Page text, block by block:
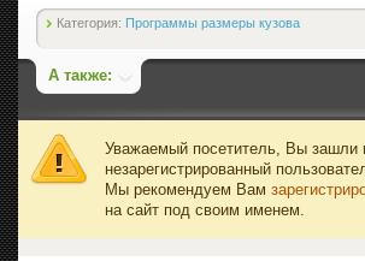
Категория: Программы размеры кузова
А также:
Уважаемый посетитель, Вы зашли
незарегистрированный
Мы рекомендуем Вам
на сайт под своим именем.